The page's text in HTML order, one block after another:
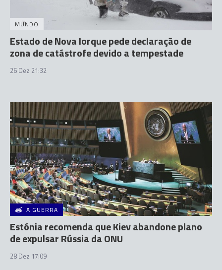
MUNDO
Estado de Nova Iorque pede declaração de
zona de catástrofe devido a tempestade
26 Dez 21:32
A GUERRA
Estónia recomenda que Kiev abandone plano
de expulsar Rússia da ONU
28 Dez 17:09